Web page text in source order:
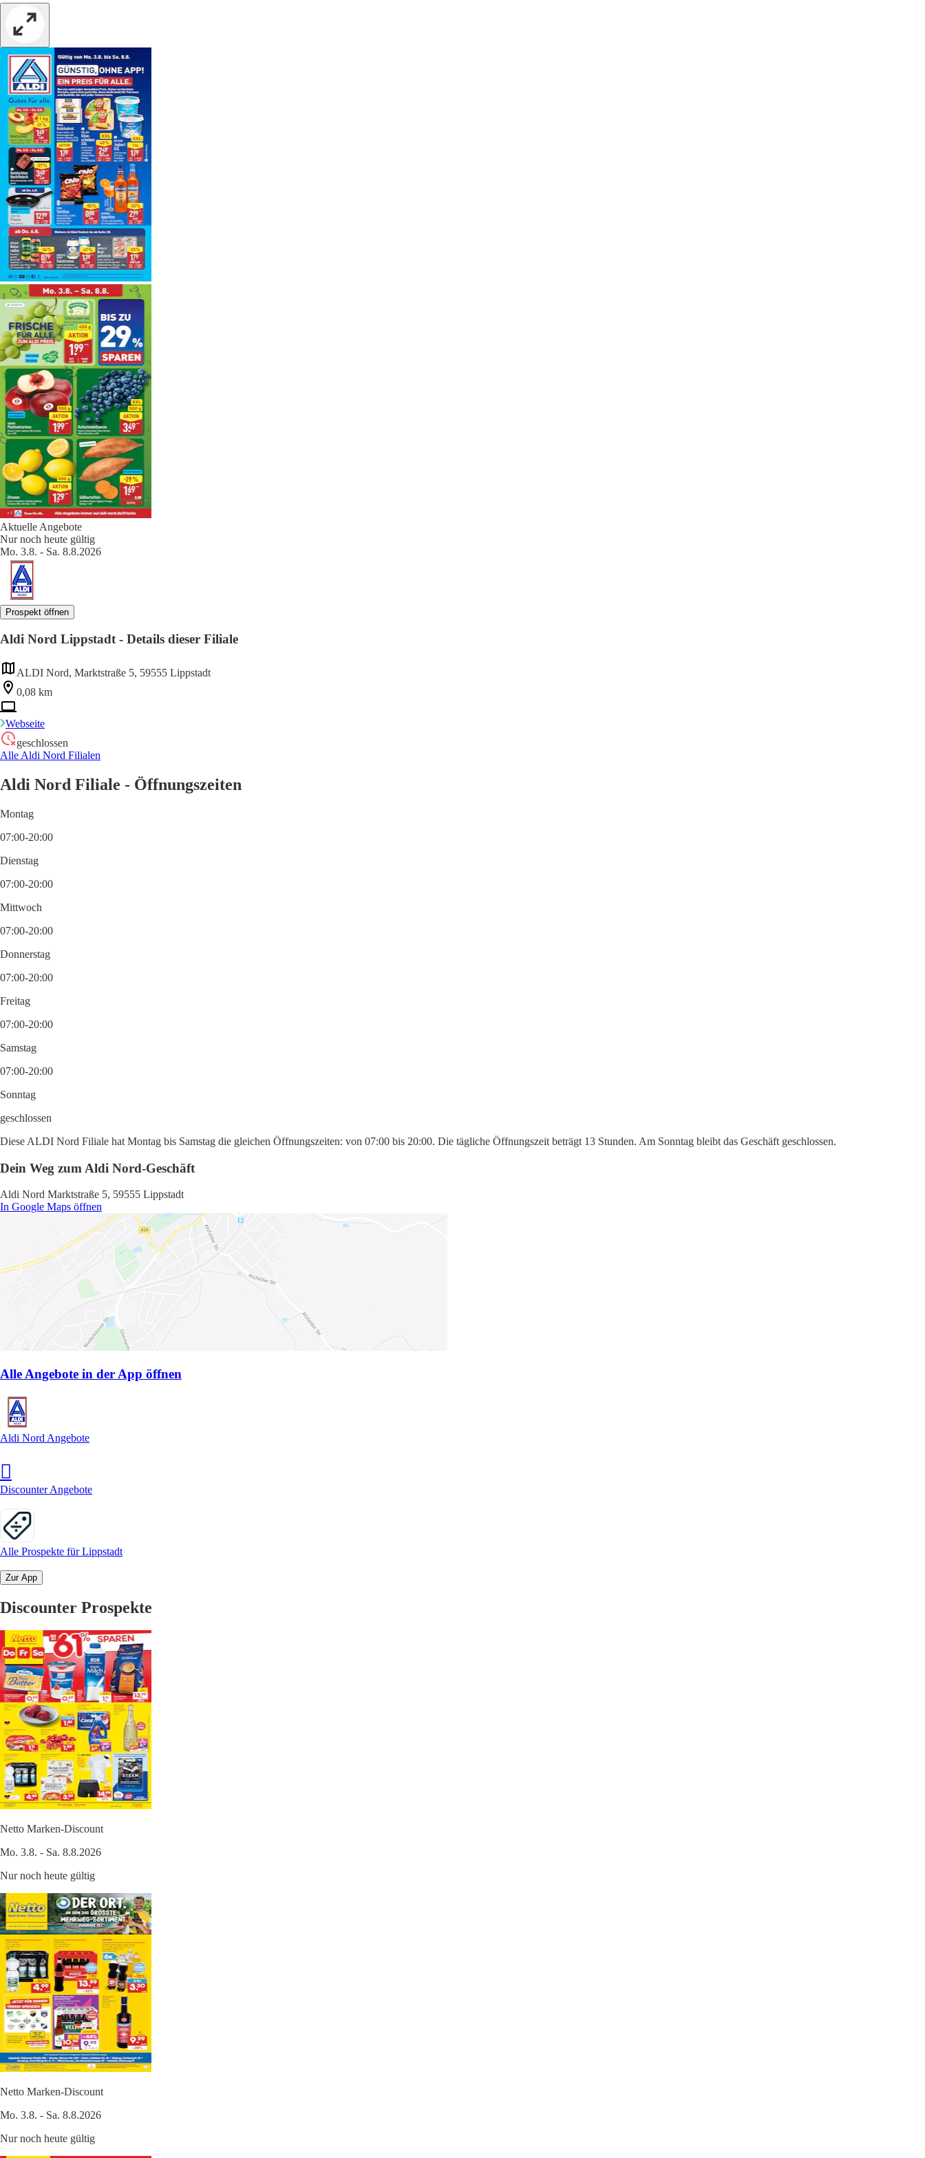
Aktuelle Angebote
Nur noch heute gültig
Mo. 3.8. - Sa. 8.8.2026
Prospekt öffnen
Aldi Nord Lippstadt - Details dieser Filiale
ALDI Nord, Marktstraße 5, 59555 Lippstadt
0,08 km
Webseite
geschlossen
Alle Aldi Nord Filialen
Aldi Nord Filiale - Öffnungszeiten
Montag
07:00-20:00
Dienstag
07:00-20:00
Mittwoch
07:00-20:00
Donnerstag
07:00-20:00
Freitag
07:00-20:00
Samstag
07:00-20:00
Sonntag
geschlossen
Diese ALDI Nord Filiale hat Montag bis Samstag die gleichen Öffnungszeiten: von 07:00 bis 20:00. Die tägliche Öffnungszeit beträgt 13 Stunden. Am Sonntag bleibt das Geschäft geschlossen.
Dein Weg zum Aldi Nord-Geschäft
Aldi Nord Marktstraße 5, 59555 Lippstadt
In Google Maps öffnen
Alle Angebote in der App öffnen
Aldi Nord Angebote
Discounter Angebote
Alle Prospekte für Lippstadt
Zur App
Discounter Prospekte
Netto Marken-Discount
Mo. 3.8. - Sa. 8.8.2026
Nur noch heute gültig
Netto Marken-Discount
Mo. 3.8. - Sa. 8.8.2026
Nur noch heute gültig